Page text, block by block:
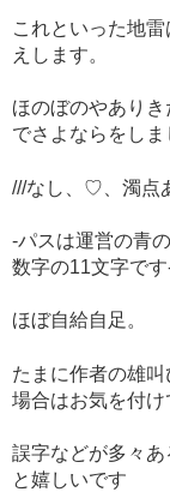
これといった地
えします。
ほのぼのやあり
でさよならをしま
///なし、♡、濁点
-パスは運営の青
数字の11文字で
ほぼ自給自足。
たまに作者の雄
場合はお気を付け
誤字などが多々
と嬉しいです